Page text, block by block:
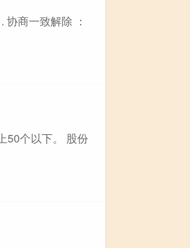
商一致解除 ：
50个以下。 股份